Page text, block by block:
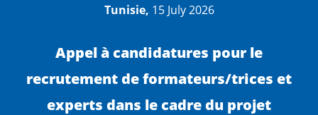
Tunisie, 15 July 2026
Appel à candidatures pour le
recrutement de formateurs/trices et
experts dans le cadre du projet